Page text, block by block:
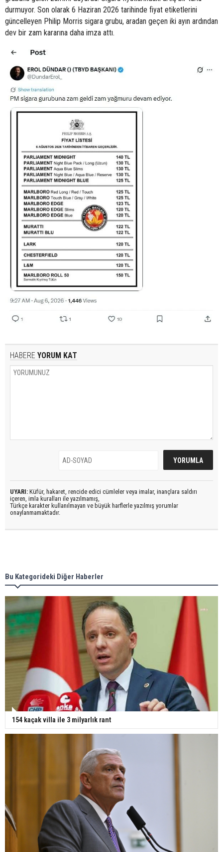
durmuyor. Son olarak 6 Haziran 2026 tarihinde fiyat etiketlerini
güncelleyen Philip Morris sigara grubu, aradan geçen iki ayın ardından
dev bir zam kararına daha imza attı.
HABERE YORUM KAT
UYARI: Küfür, hakaret, rencide edici cümleler veya imalar, inançlara saldırı
içeren, imla kuralları ile yazılmamış,
Türkçe karakter kullanılmayan ve büyük harflerle yazılmış yorumlar
onaylanmamaktadır.
Bu Kategorideki Diğer Haberler
154 kaçak villa ile 3 milyarlık rant